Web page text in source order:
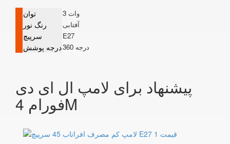
توان 3 وات
رنگ نور آفتابی
سرپیچ E27
درجه پوشش 360 درجه
پیشنهاد برای لامپ ال ای دی
فورام 4M